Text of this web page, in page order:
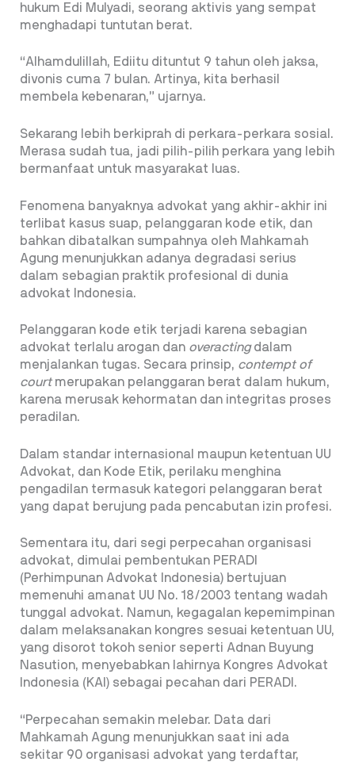
hukum Edi Mulyadi, seorang aktivis yang sempat
menghadapi tuntutan berat.
“Alhamdulillah, Ediitu dituntut 9 tahun oleh jaksa,
divonis cuma 7 bulan. Artinya, kita berhasil
membela kebenaran,” ujarnya.
Sekarang lebih berkiprah di perkara-perkara sosial.
Merasa sudah tua, jadi pilih-pilih perkara yang lebih
bermanfaat untuk masyarakat luas.
Fenomena banyaknya advokat yang akhir-akhir ini
terlibat kasus suap, pelanggaran kode etik, dan
bahkan dibatalkan sumpahnya oleh Mahkamah
Agung menunjukkan adanya degradasi serius
dalam sebagian praktik profesional di dunia
advokat Indonesia.
Pelanggaran kode etik terjadi karena sebagian
advokat terlalu arogan dan overactingdalam
menjalankan tugas. Secara prinsip, contempt of
courtmerupakan pelanggaran berat dalam hukum,
karena merusak kehormatan dan integritas proses
peradilan.
Dalam standar internasional maupun ketentuan UU
Advokat, dan Kode Etik, perilaku menghina
pengadilan termasuk kategori pelanggaran berat
yang dapat berujung pada pencabutan izin profesi.
Sementara itu, dari segi perpecahan organisasi
advokat, dimulai pembentukan PERADI
(Perhimpunan Advokat Indonesia) bertujuan
memenuhi amanat UU No. 18/2003 tentang wadah
tunggal advokat. Namun, kegagalan kepemimpinan
dalam melaksanakan kongres sesuai ketentuan UU,
yang disorot tokoh senior seperti Adnan Buyung
Nasution, menyebabkan lahirnya Kongres Advokat
Indonesia (KAI) sebagai pecahan dari PERADI.
“Perpecahan semakin melebar. Data dari
Mahkamah Agung menunjukkan saat ini ada
sekitar 90 organisasi advokat yang terdaftar,